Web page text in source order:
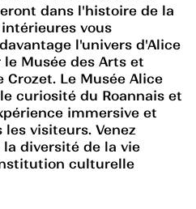
dans l'histoire de la
vous
l'univers d'Alice
Musée des Arts et
Crozet. Le Musée Alice
curiosité du Roannais et
immersive et
visiteurs. Venez
diversité de la vie
culturelle